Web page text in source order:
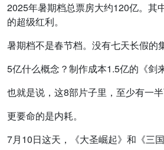
2025年暑期档总票房大约120亿。其
的超级红利。
暑期档不是春节档。没有七天长假
5亿什么概念？制作成本1.5亿的《剑
也就是说，这8部片子里，至少有一半
更要命的是内耗。
7月10日这天，《大圣崛起》和《三